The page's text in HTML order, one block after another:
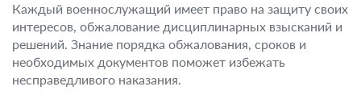
Каждый военнослужащий имеет право на защиту своих
интересов, обжалование дисциплинарных взысканий и
решений. Знание порядка обжалования, сроков и
необходимых документов поможет избежать
несправедливого наказания.